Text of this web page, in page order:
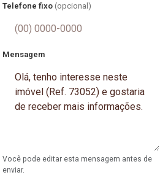
Telefone fixo (opcional)
Mensagem
Você pode editar esta mensagem antes de
enviar.